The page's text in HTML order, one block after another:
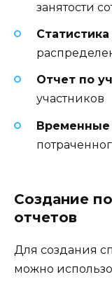
занятости
Отчет по
участников
Временные
Создание
отчетов
Для создания
можно